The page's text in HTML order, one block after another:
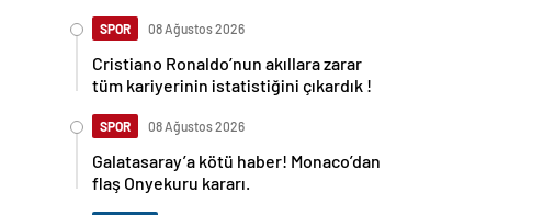
SPOR 08 Ağustos 2026
Cristiano Ronaldo’nun akıllara zarar
tüm kariyerinin istatistiğini çıkardık !
SPOR 08 Ağustos 2026
Galatasaray’a kötü haber! Monaco’dan
flaş Onyekuru kararı.